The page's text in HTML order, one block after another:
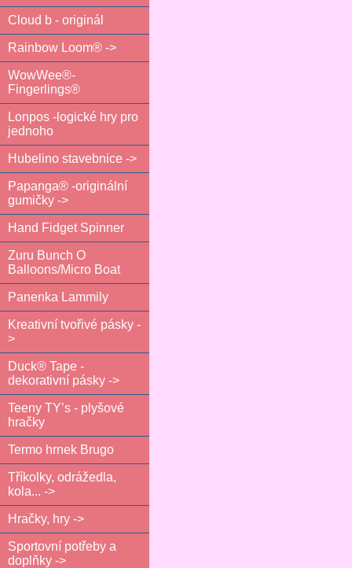
Cloud b - originál
Rainbow Loom® ->
WowWee®-
Fingerlings®
Lonpos -logické hry pro
jednoho
Hubelino stavebnice ->
Papanga® -originální
gumičky ->
Hand Fidget Spinner
Zuru Bunch O
Balloons/Micro Boat
Panenka Lammily
Kreativní tvořivé pásky -
>
Duck® Tape -
dekorativní pásky ->
Teeny TY’s - plyšové
hračky
Termo hrnek Brugo
Tříkolky, odrážedla,
kola... ->
Hračky, hry ->
Sportovní potřeby a
doplňky ->